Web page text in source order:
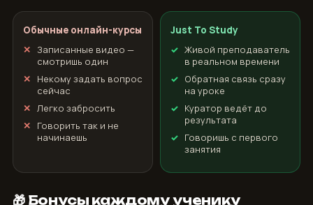
Обычные онлайн-курсы
Записанные видео —
смотришь один
Некому задать вопрос
сейчас
Легко забросить
Говорить так и не
начинаешь
Just To Study
Живой преподаватель
в реальном времени
Обратная связь сразу
на уроке
Куратор ведёт до
результата
Говоришь с первого
занятия
🎁 Бонусы каждому ученику